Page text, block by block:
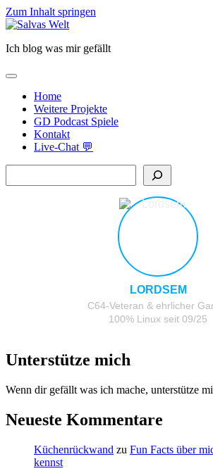
Zum Inhalt springen
Salvas
Ich blog was mir gefällt
open
primary
menu Home
Weitere Projekte
GD Podcast Spiele
Kontakt
Live-Chat 💬
LORDSEM
C64-Veteran & ehrlicher
100% Linux seit 09/25
Unterstütze mich
Wenn dir gefällt was ich mache, unterstütze
Neueste Kommentare
Küchenrückwand zu Fun Facts über
kennst